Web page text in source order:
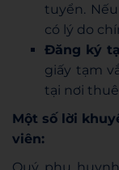
tuyển.
có lý do
Đăng ký
giấy tạm
tại nơi
Một số lời
viên: